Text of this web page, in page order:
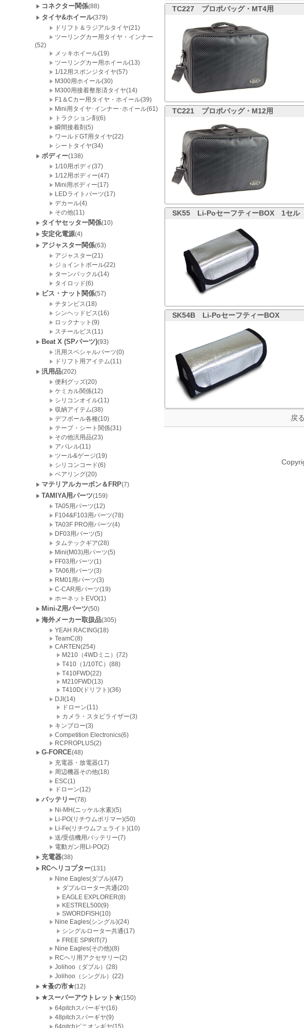
コネクター関係(88)
タイヤ&ホイール(379)
ドリフト＆ラジアルタイヤ(21)
ツーリングカー用タイヤ・インナー
(52)
メッキホイール(19)
ツーリングカー用ホイール(13)
1/12用スポンジタイヤ(57)
M300用ホイール(30)
M300用接着整形済タイヤ(14)
F1＆Cカー用タイヤ・ホイール(39)
Mini用タイヤ･インナー･ホイール(61)
トラクション剤(6)
瞬間接着剤(5)
ワールドGT用タイヤ(22)
シートタイヤ(34)
ボディー(138)
1/10用ボディ(37)
1/12用ボディー(47)
Mini用ボディー(17)
LEDライトパーツ(17)
デカール(4)
その他(11)
タイヤセッター関係(10)
安定化電源(4)
アジャスター関係(63)
アジャスター(21)
ジョイントボール(22)
ターンバックル(14)
タイロッド(6)
ビス・ナット関係(57)
チタンビス(18)
シンヘッドビス(16)
ロックナット(9)
スチールビス(11)
Beat X (SPパーツ)(93)
汎用スペシャルパーツ(0)
ドリフト用アイテム(11)
汎用品(202)
便利グッズ(20)
ケミカル関係(12)
シリコンオイル(11)
収納アイテム(38)
デフボール各種(10)
テープ・シート関係(31)
その他汎用品(23)
アパレル(11)
ツール&ゲージ(19)
シリコンコード(6)
ベアリング(20)
マテリアルカーボン＆FRP(7)
TAMIYA用パーツ(159)
TA05用パーツ(12)
F104&F103用パーツ(78)
TA03F PRO用パーツ(4)
DF03用パーツ(5)
タムテックギア(28)
Mini(M03)用パーツ(5)
FF03用パーツ(1)
TA06用パーツ(3)
RM01用パーツ(3)
C-CAR用パーツ(19)
ホーネットEVO(1)
Mini-Z用パーツ(50)
海外メーカー取扱品(305)
YEAH RACING(18)
TeamC(8)
CARTEN(254)
M210（4WDミニ）(72)
T410（1/10TC）(88)
T410FWD(22)
M210FWD(13)
T410D(ドリフト)(36)
DJI(14)
ドローン(11)
カメラ・スタビライザー(3)
キンブロー(3)
Competition Electronics(6)
RCPROPLUS(2)
G-FORCE(48)
充電器・放電器(17)
周辺機器その他(18)
ESC(1)
ドローン(12)
バッテリー(78)
Ni-MH(ニッケル水素)(5)
Li-PO(リチウムポリマー)(50)
Li-Fe(リチウムフェライト)(10)
送/受信機用バッテリー(7)
電動ガン用Li-PO(2)
充電器(38)
RCヘリコプター(131)
Nine Eagles(ダブル)(47)
ダブルローター共通(20)
EAGLE EXPLORER(8)
KESTREL500(9)
SWORDFISH(10)
Nine Eagles(シングル)(24)
シングルローター共通(17)
FREE SPIRIT(7)
Nine Eagles(その他)(8)
RCヘリ用アクセサリー(2)
Jolihoo（ダブル）(28)
Jolihoo（シングル）(22)
★蚤の市★(12)
★スーパーアウトレット★(150)
64pitchスパーギヤ(16)
48pitchスパーギヤ(9)
64pitchピニオンギヤ(15)
TC227 プロポバッグ・MT4用
TC221 プロポバッグ・M12用
SK55
Li-PoセーフティーBOX 1セル
SK54B
Li-PoセーフティーBOX
戻